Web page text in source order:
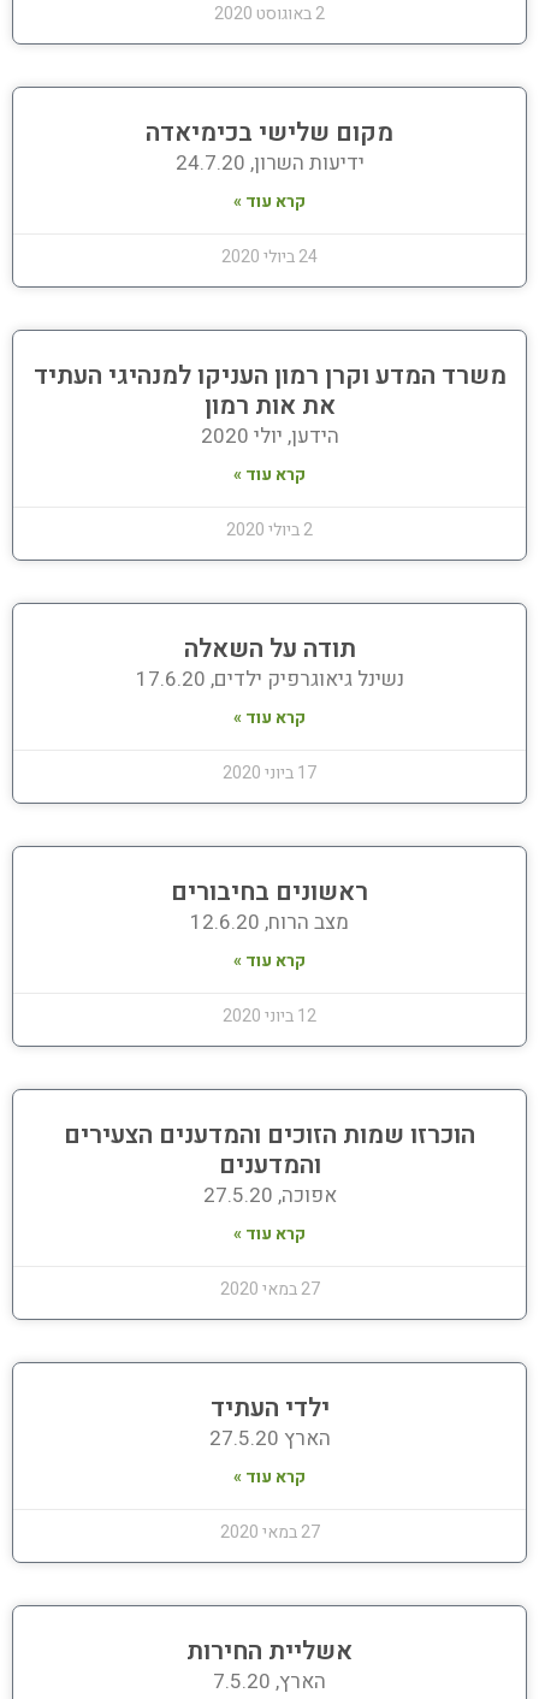
2 באוגוסט 2020
מקום שלישי בכימיאדה
ידיעות השרון, 24.7.20
קרא עוד »
24 ביולי 2020
משרד המדע וקרן רמון העניקו למנהיגי העתיד
את אות רמון
הידען, יולי 2020
קרא עוד »
2 ביולי 2020
תודה על השאלה
נשינל גיאוגרפיק ילדים, 17.6.20
קרא עוד »
17 ביוני 2020
ראשונים בחיבורים
מצב הרוח, 12.6.20
קרא עוד »
12 ביוני 2020
הוכרזו שמות הזוכים והמדענים הצעירים
והמדענים
אפוכה, 27.5.20
קרא עוד »
27 במאי 2020
ילדי העתיד
הארץ 27.5.20
קרא עוד »
27 במאי 2020
אשליית החירות
הארץ, 7.5.20